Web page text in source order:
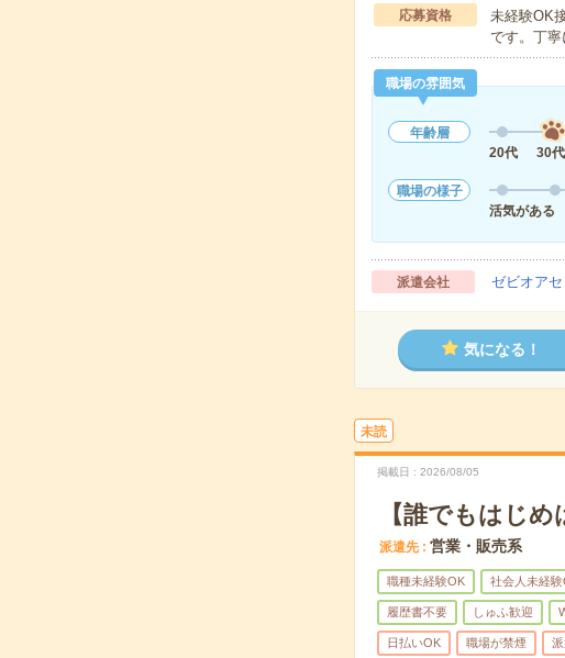
応募資格
未経験OK
です。丁
職場の雰囲気
年齢層
20代
30代
職場の様子
活気がある
派遣会社 ゼビオア
気になる！
未読
掲載日 2026/08/05
【誰でもはじ
派遣先 営業・販売系
職種未経験OK 社会人未経験
履歴書不要 しゅふ歓迎
日払いOK 職場が禁煙